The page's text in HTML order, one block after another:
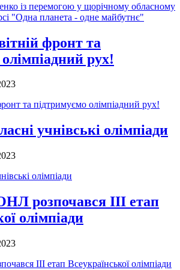
із перемогою у щорічному обласному
"Одна планета - одне майбутнє"
фронт та
рух!
та підтримуємо олімпіадний рух!
учнівські олімпіади
олімпіади
розпочався ІІІ етап
олімпіади
ІІІ етап Всеукраїнської олімпіади